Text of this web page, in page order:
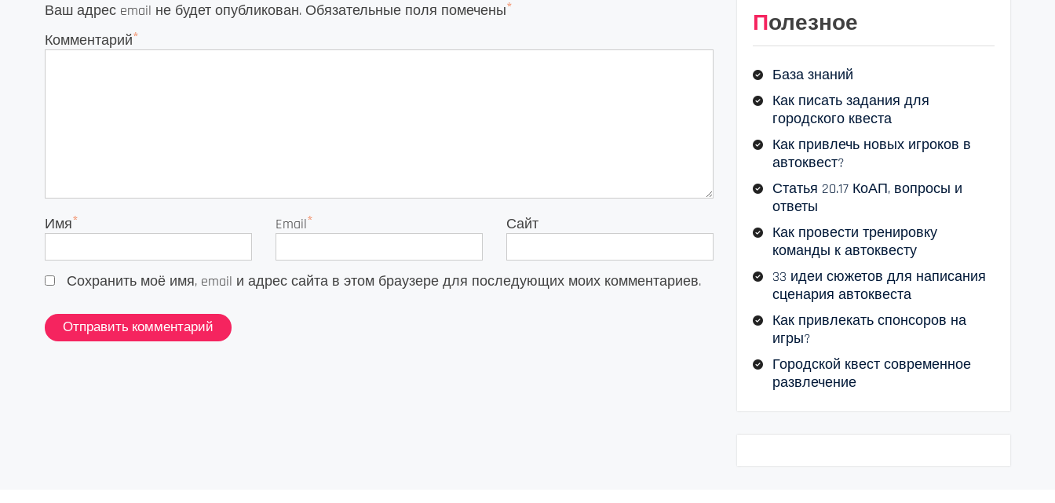
Ваш адрес email не будет опубликован. Обязательные поля помечены*
Комментарий*
Имя* Email* Сайт
Сохранить моё имя, email и адрес сайта в этом браузере для последующих моих комментариев.
Полезное
База знаний
Как писать задания для
городского квеста
Как привлечь новых игроков в
автоквест?
Статья 20.17 КоАП, вопросы и
ответы
Как провести тренировку
команды к автоквесту
33 идеи сюжетов для написания
сценария автоквеста
Как привлекать спонсоров на
игры?
Городской квест современное
развлечение